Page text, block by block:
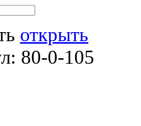
открыть
80-0-105